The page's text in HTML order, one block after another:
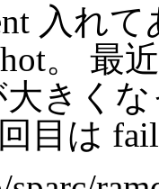
入れ
。 最
きく
目は